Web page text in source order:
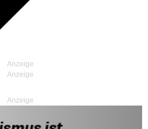
Anzeige